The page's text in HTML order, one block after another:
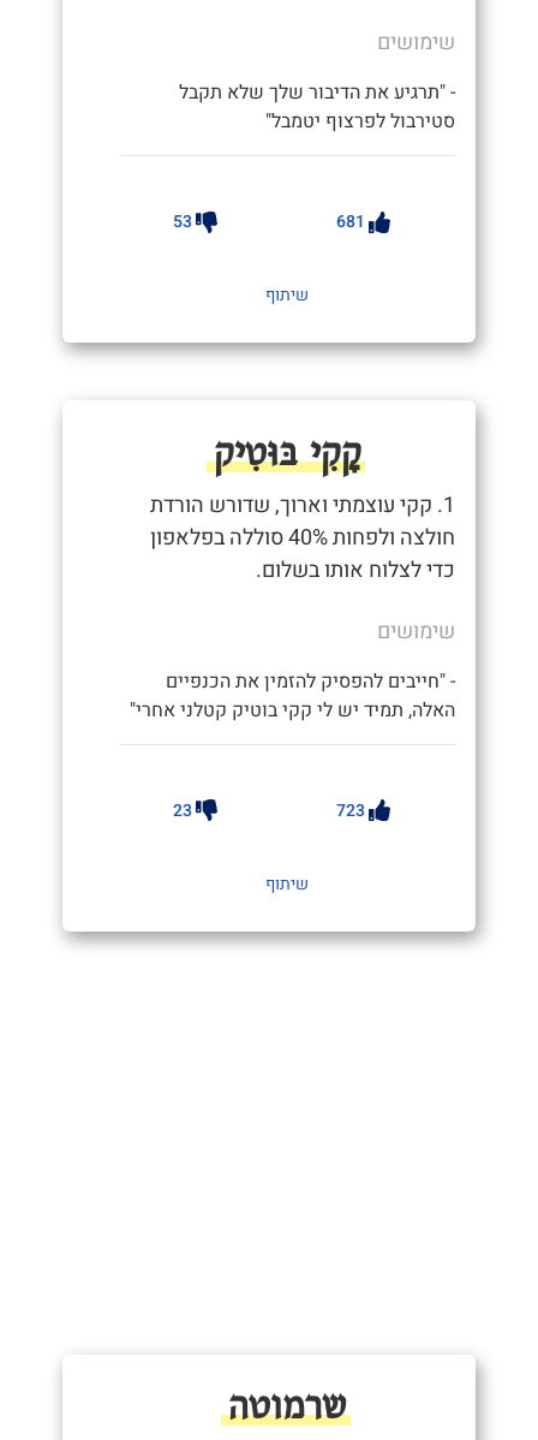
שימושים
- "תרגיע את הדיבור שלך שלא תקבל
סטירבול לפרצוף יטמבל"
681
53
שיתוף
קָקִי בּוּטִיק
1. קקי עוצמתי וארוך, שדורש הורדת
חולצה ולפחות 40% סוללה בפלאפון
כדי לצלוח אותו בשלום.
שימושים
- "חייבים להפסיק להזמין את הכנפיים
האלה, תמיד יש לי קקי בוטיק קטלני אחרי"
723
23
שיתוף
שרמוטה